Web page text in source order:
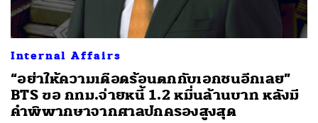
Internal Affairs
“อย่าให้ความเดือดร้อนตกกับเอกชนอีกเลย”
BTS ขอ กทม.จ่ายหนี้ 1.2 หมื่นล้านบาท หลังมี
คำพิพากษาจากศาลปกครองสูงสุด